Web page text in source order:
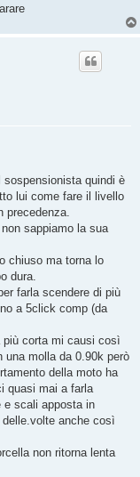
sospensionista quindi è
lui come fare il livello
precedenza.
sappiamo la sua
chiuso ma torna lo
dura.
farla scendere di più
a 5click comp (da
corta mi causi così
molla da 0.90k però
della moto ha
quasi mai a farla
e scali apposta in
anche così
non ritorna lenta